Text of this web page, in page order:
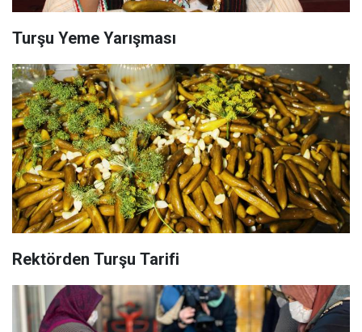
Turşu Yeme Yarışması
Rektörden Turşu Tarifi